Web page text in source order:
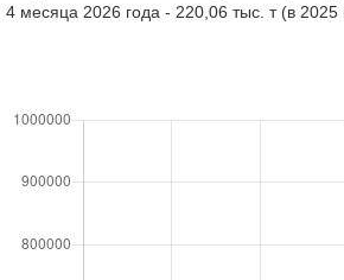
4 месяца 2026 года - 220,06 тыс. т (в 2025